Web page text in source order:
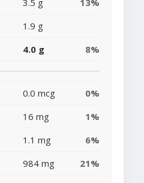
3.5 g
13%
1.9 g
4.0 g 8%
0.0 mcg
0%
16 mg
1%
1.1 mg
6%
984 mg 21%